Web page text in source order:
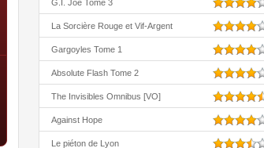
G.I. Joe Tome 3
La Sorcière Rouge et Vif-Argent
Gargoyles Tome 1
Absolute Flash Tome 2
The Invisibles Omnibus [VO]
Against Hope
Le piéton de Lyon